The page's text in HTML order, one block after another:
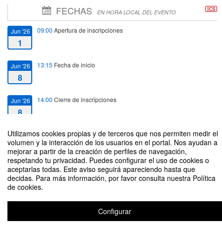
Utilizamos cookies propias y de terceros que nos permiten medir el
volumen y la interacción de los usuarios en el portal. Nos ayudan a
mejorar a partir de la creación de perfiles de navegación,
respetando tu privacidad. Puedes configurar el uso de cookies o
aceptarlas todas. Este aviso seguirá apareciendo hasta que
decidas. Para más información, por favor consulta nuestra Política
de cookies.
Configurar
FECHAS EN HORA LOCAL DEL EVENTO
Jun '26
1
09:00 Apertura de inscripciones
Jun '26
8
13:15 Fecha de inicio
Jun '26
8
14:00 Cierre de inscripciones
Jun '26
8
14:15Fecha de fin
Seminario Interdisciplinario UdeSA Organizado por Vicerrectorado